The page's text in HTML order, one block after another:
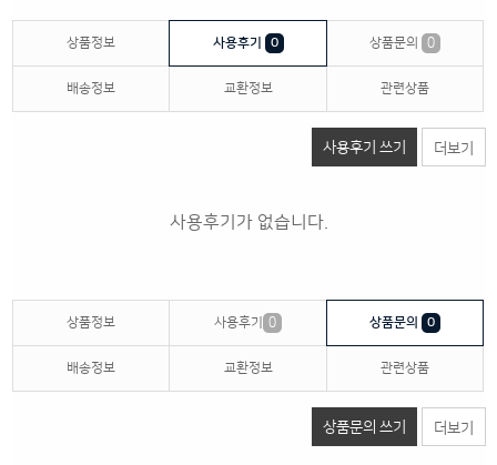
상품정보 사용후기 0 상품문의 0
배송정보 교환정보 관련상품
사용후기 쓰기 더보기
사용후기가 없습니다.
상품정보 사용후기 0 상품문의 0
배송정보 교환정보 관련상품
상품문의 쓰기 더보기